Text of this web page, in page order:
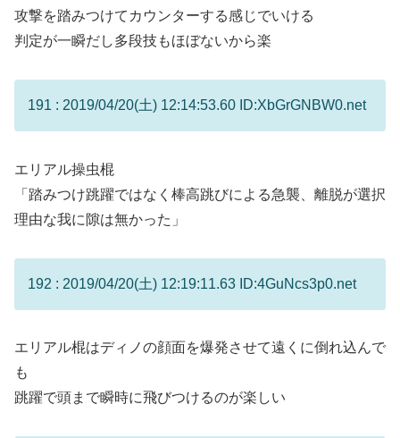
攻撃を踏みつけてカウンターする感じでいける
判定が一瞬だし多段技もほぼないから楽
191 : 2019/04/20(土) 12:14:53.60 ID:XbGrGNBW0.net
エリアル操虫棍
「踏みつけ跳躍ではなく棒高跳びによる急襲、離脱が選択
理由な我に隙は無かった」
192 : 2019/04/20(土) 12:19:11.63 ID:4GuNcs3p0.net
エリアル棍はディノの顔面を爆発させて遠くに倒れ込んで
も
跳躍で頭まで瞬時に飛びつけるのが楽しい